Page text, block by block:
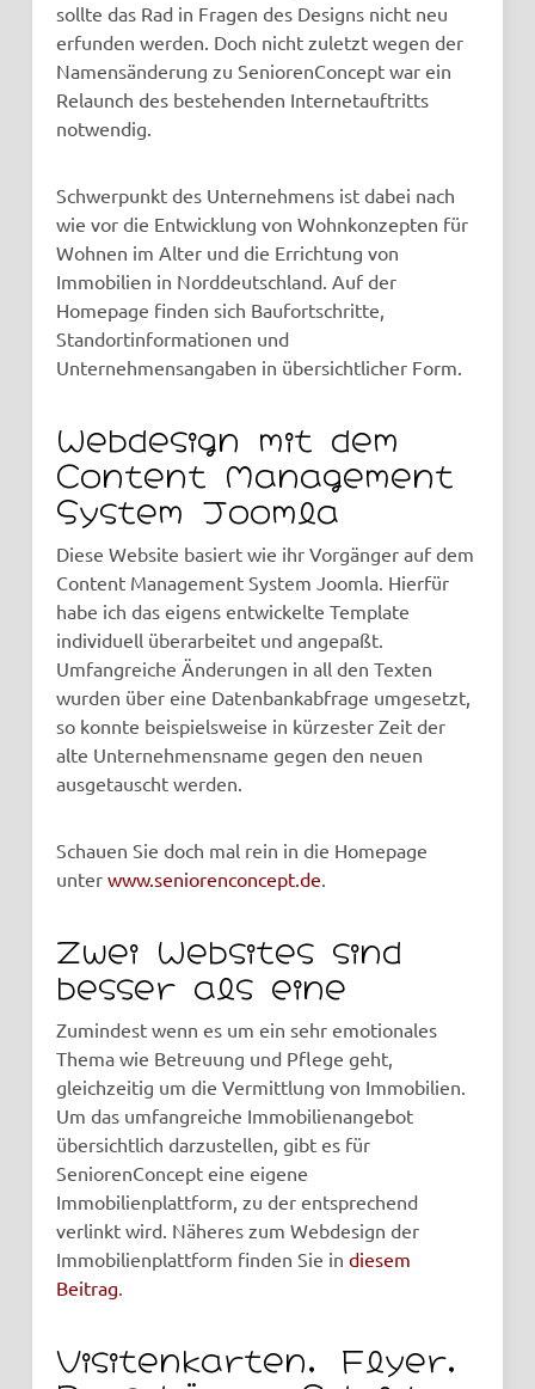
sollte das Rad in Fragen des Designs nicht neu
erfunden werden. Doch nicht zuletzt wegen der
Namensänderung zu SeniorenConcept war ein
Relaunch des bestehenden Internetauftritts
notwendig.
Schwerpunkt des Unternehmens ist dabei nach
wie vor die Entwicklung von Wohnkonzepten für
Wohnen im Alter und die Errichtung von
Immobilien in Norddeutschland. Auf der
Homepage finden sich Baufortschritte,
Standortinformationen und
Unternehmensangaben in übersichtlicher Form.
Webdesign mit dem
Content Management
System Joomla
Diese Website basiert wie ihr Vorgänger auf dem
Content Management System Joomla. Hierfür
habe ich das eigens entwickelte Template
individuell überarbeitet und angepaßt.
Umfangreiche Änderungen in all den Texten
wurden über eine Datenbankabfrage umgesetzt,
so konnte beispielsweise in kürzester Zeit der
alte Unternehmensname gegen den neuen
ausgetauscht werden.
Schauen Sie doch mal rein in die Homepage
unterwww.seniorenconcept.de.
Zwei Websites sind
besser als eine
Zumindest wenn es um ein sehr emotionales
Thema wie Betreuung und Pflege geht,
gleichzeitig um die Vermittlung von Immobilien.
Um das umfangreiche Immobilienangebot
übersichtlich darzustellen, gibt es für
SeniorenConcept eine eigene
Immobilienplattform, zu der entsprechend
verlinkt wird. Näheres zum Webdesign der
Immobilienplattform finden Sie indiesem
Beitrag.
Visitenkarten, Flyer,